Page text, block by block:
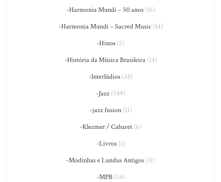
-Harmonia Mundi – 50 anos(16)
-Harmonia Mundi – Sacred Music (14)
-Hinos (2)
-História da Música Brasileira(14)
-Interlúdios(48)
-Jazz(589)
-jazz fusion(11)
-Klezmer / Cabaret (6)
-Livros(1)
-Modinhas e Lundus Antigos (31)
-MPB(54)